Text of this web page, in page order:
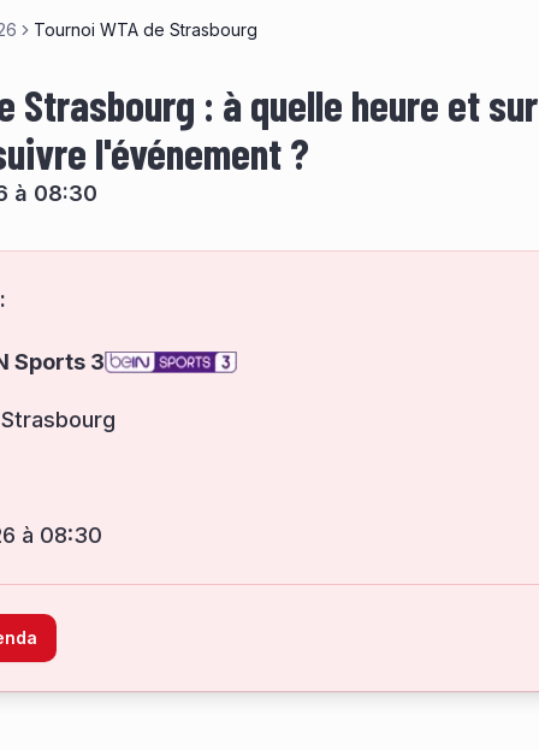
Tournoi WTA de Strasbourg
Strasbourg : à quelle heure et sur
l'événement ?
à 08:30
Sports 3
à 08:30